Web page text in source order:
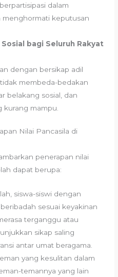
dalam
menghormati keputusan
bagi Seluruh Rakyat
dengan bersikap adil
membeda-bedakan
belakang sosial, dan
mampu.
Nilai Pancasila di
penerapan nilai
dapat berupa:
siswa-siswi dengan
sesuai keyakinan
terganggu atau
sikap saling
antar umat beragama.
yang kesulitan dalam
temannya yang lain